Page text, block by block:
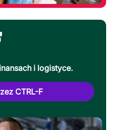
i logistyce.
CTRL-F